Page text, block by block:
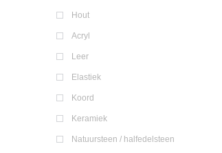
Hout
Acryl
Leer
Elastiek
Koord
Keramiek
Natuursteen / halfedelsteen